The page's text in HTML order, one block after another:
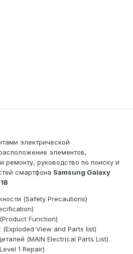
электрической
элементов,
ремонту, руководство по поиску и
смартфона Samsung Galaxy
(Safety Precautions)
Function)
View and Parts list)
(MAIN Electrical Parts List)
1 Repair)